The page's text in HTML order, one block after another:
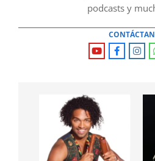
podcasts y